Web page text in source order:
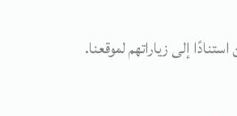
إلى زياراتهم لموقعنا.